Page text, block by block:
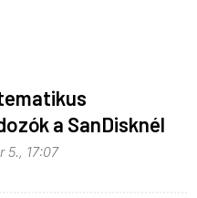
a SanDisknél
5., 17:07